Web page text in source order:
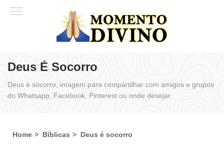
Deus É Socorro
Deus é socorro, imagem para compartilhar com amigos e grupos
do Whatsapp, Facebook, Pinterest ou onde desejar.
Home Bíblicas Deus é socorro